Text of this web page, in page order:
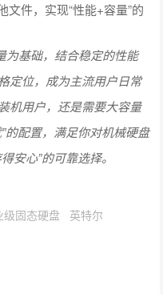
文件，实现“性能+容量”的
为基础，结合稳定的性能
定位，成为主流用户日常
机用户，还是需要大容量
的配置，满足你对机械硬盘
安心”的可靠选择。
级固态硬盘
英特尔